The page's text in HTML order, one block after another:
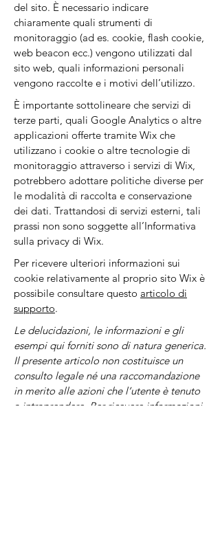
del sito. È necessario indicare
chiaramente quali strumenti di
monitoraggio (ad es. cookie, flash cookie,
web beacon ecc.) vengono utilizzati dal
sito web, quali informazioni personali
vengono raccolte e i motivi dell’utilizzo.
È importante sottolineare che servizi di
terze parti, quali Google Analytics o altre
applicazioni offerte tramite Wix che
utilizzano i cookie o altre tecnologie di
monitoraggio attraverso i servizi di Wix,
potrebbero adottare politiche diverse per
le modalità di raccolta e conservazione
dei dati. Trattandosi di servizi esterni, tali
prassi non sono soggette all’Informativa
sulla privacy di Wix.
Per ricevere ulteriori informazioni sui
cookie relativamente al proprio sito Wix è
possibile consultare questo articolo di
supporto.
Le delucidazioni, le informazioni e gli
esempi qui forniti sono di natura generica.
Il presente articolo non costituisce un
consulto legale né una raccomandazione
in merito alle azioni che l’utente è tenuto
a intraprendere. Per ricevere informazioni